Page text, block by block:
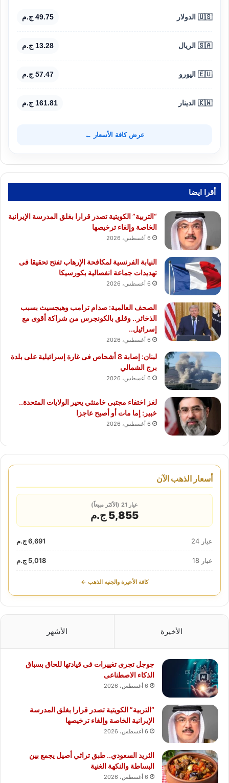
🇺🇸 الدولار 49.75 ج.م
🇸🇦 الريال 13.28 ج.م
🇪🇺 اليورو 57.47 ج.م
🇰🇼 الدينار 161.81 ج.م
عرض كافة الأسعار ←
أقرا ايضا
“التربية” الكويتية تصدر قرارا بغلق المدرسة الإيرانية
الخاصة وإلغاء ترخيصها
6 أغسطس، 2026
النيابة الفرنسية لمكافحة الإرهاب تفتح تحقيقا فى
تهديدات جماعة انفصالية بكورسيكا
6 أغسطس، 2026
الصحف العالمية: صدام ترامب وهيجسيث بسبب
الذخائر.. وقلق بالكونجرس من شراكة أقوى مع
إسرائيل..
6 أغسطس، 2026
لبنان: إصابة 8 أشحاص فى غارة إسرائيلية على بلدة
برج الشمالي
6 أغسطس، 2026
لغز اختفاء مجتبى خامنئي يحير الولايات المتحدة..
خبير: إما مات أو أصبح عاجزا
6 أغسطس، 2026
أسعار الذهب الآن
عيار 21 (الأكثر مبيعاً)
5,855 ج.م
عيار 24 6,691 ج.م
عيار 18 5,018 ج.م
كافة الأعيرة والجنيه الذهب ←
الأخيرة الأشهر
جوجل تجرى تغييرات فى قيادتها للحاق بسباق
الذكاء الاصطناعى
6 أغسطس، 2026
“التربية” الكويتية تصدر قرارا بغلق المدرسة
الإيرانية الخاصة وإلغاء ترخيصها
6 أغسطس، 2026
الثريد السعودي.. طبق تراثي أصيل يجمع بين
البساطة والنكهة الغنية
6 أغسطس، 2026